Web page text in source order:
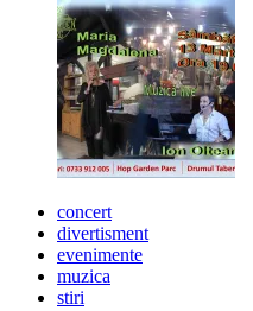
concert
divertisment
evenimente
muzica
stiri